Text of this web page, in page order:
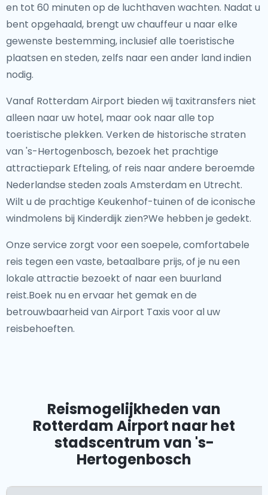
en tot 60 minuten op de luchthaven wachten. Nadat u
bent opgehaald, brengt uw chauffeur u naar elke
gewenste bestemming, inclusief alle toeristische
plaatsen en steden, zelfs naar een ander land indien
nodig.
Vanaf Rotterdam Airport bieden wij taxitransfers niet
alleen naar uw hotel, maar ook naar alle top
toeristische plekken. Verken de historische straten
van 's-Hertogenbosch, bezoek het prachtige
attractiepark Efteling, of reis naar andere beroemde
Nederlandse steden zoals Amsterdam en Utrecht.
Wilt u de prachtige Keukenhof-tuinen of de iconische
windmolens bij Kinderdijk zien?We hebben je gedekt.
Onze service zorgt voor een soepele, comfortabele
reis tegen een vaste, betaalbare prijs, of je nu een
lokale attractie bezoekt of naar een buurland
reist.Boek nu en ervaar het gemak en de
betrouwbaarheid van Airport Taxis voor al uw
reisbehoeften.
Reismogelijkheden van
Rotterdam Airport naar het
stadscentrum van 's-
Hertogenbosch